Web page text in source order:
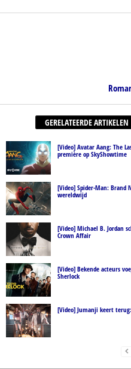
GERELATEERDE ARTIKELEN
[Video] Avatar Aang: The
première op SkyShowtime
[Video] Spider-Man: Brand
wereldwijd
[Video] Michael B. Jordan
Crown Affair
[Video] Bekende acteurs
Sherlock
[Video] Jumanji keert